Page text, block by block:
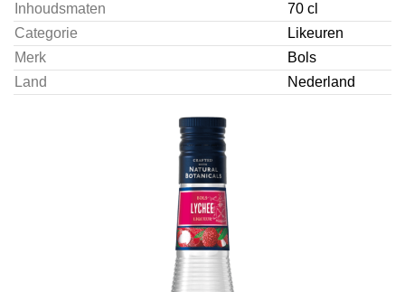
Inhoudsmaten
70 cl
Categorie
Likeuren
Merk
Bols
Land
Nederland